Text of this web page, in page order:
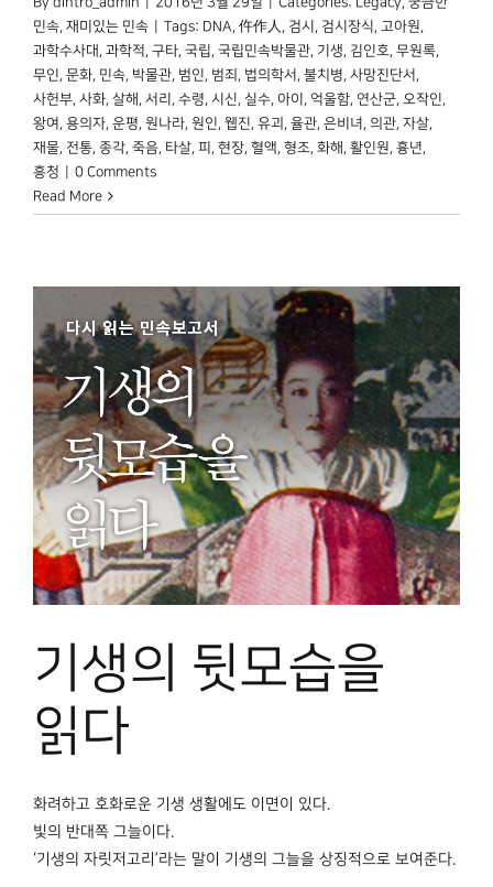
민속, 재미있는 민속 Tags: DNA, 仵作人 , 검시 , 검시장식, 고아원,
과학수사대 , 과학적, 구타, 국립, 국립민속박물관, 기생, 김인호, 무원록,
무인, 문화, 민속, 박물관, 범인, 범죄 , 법의학서 , 불치병, 사망진단서 ,
사헌부, 사화, 살해 , 서리 , 수령, 시신, 실수, 아이 , 억울함, 연산군, 오작인,
왕여 , 용의자, 운평, 원나라, 원인, 웹진, 유괴 , 율관, 은비녀 , 의관, 자살,
재물, 전통, 종각, 죽음, 타살, 피 , 현장, 혈액, 형조, 화해 , 활인원, 흉년,
흥청
0 Comments
Read More
기생의 뒷모습을
읽다
화려하고 호화로운 기생 생활에도 이면이 있다.
빛의 반대쪽 그늘이다.
‘기생의 자릿저고리’라는 말이 기생의 그늘을 상징적으로 보여준다.